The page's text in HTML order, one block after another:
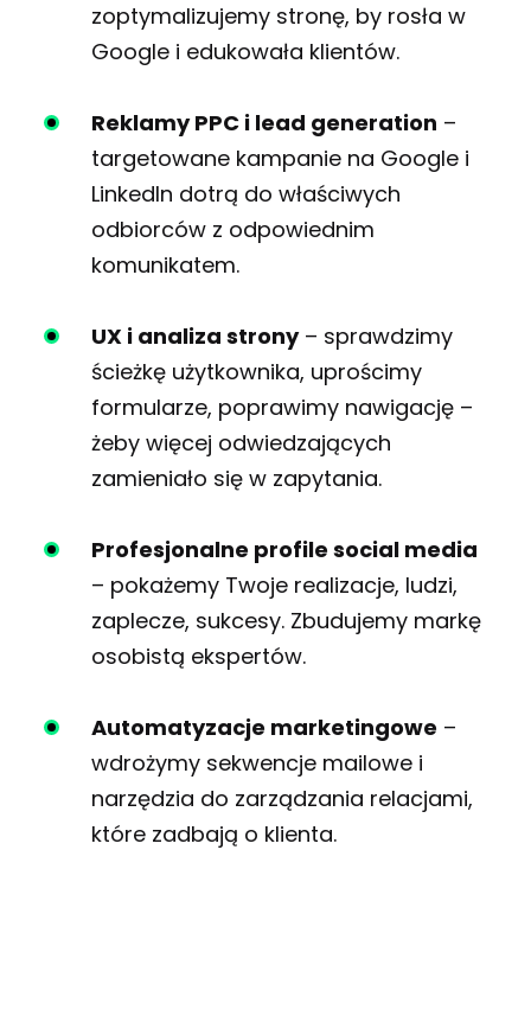
zoptymalizujemy stronę, by rosła w
Google i edukowała klientów.
Reklamy PPC i lead generation –
targetowane kampanie na Google i
LinkedIn dotrą do właściwych
odbiorców z odpowiednim
komunikatem.
UX i analiza strony– sprawdzimy
ścieżkę użytkownika, uprościmy
formularze, poprawimy nawigację –
żeby więcej odwiedzających
zamieniało się w zapytania.
Profesjonalne profile social media
– pokażemy Twoje realizacje, ludzi,
zaplecze, sukcesy. Zbudujemy markę
osobistą ekspertów.
Automatyzacje marketingowe –
wdrożymy sekwencje mailowe i
narzędzia do zarządzania relacjami,
które zadbają o klienta.